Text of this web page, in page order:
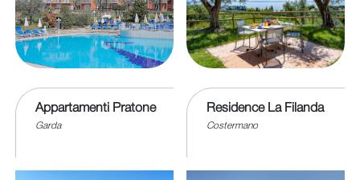
Appartamenti Pratone
Garda
Residence La Filanda
Costermano